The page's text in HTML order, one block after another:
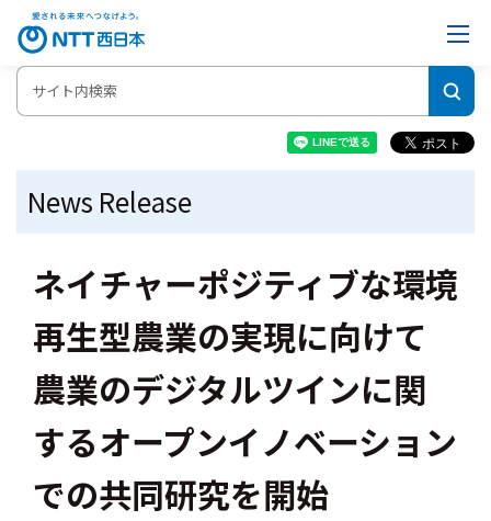
News Release
ネイチャーポジティブな環境
再生型農業の実現に向けて
農業のデジタルツインに関
するオープンイノベーション
での共同研究を開始